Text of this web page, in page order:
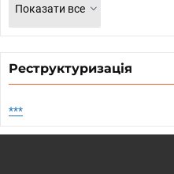
Показати все
Реструктуризація
***